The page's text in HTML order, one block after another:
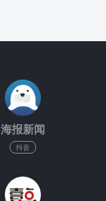
海报新闻
抖音